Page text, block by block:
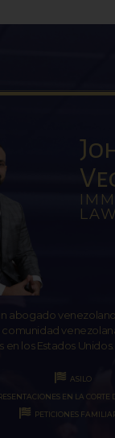
LAW
abogado
los Estados Unidos.
ASILO
EN LA
PETICIONES